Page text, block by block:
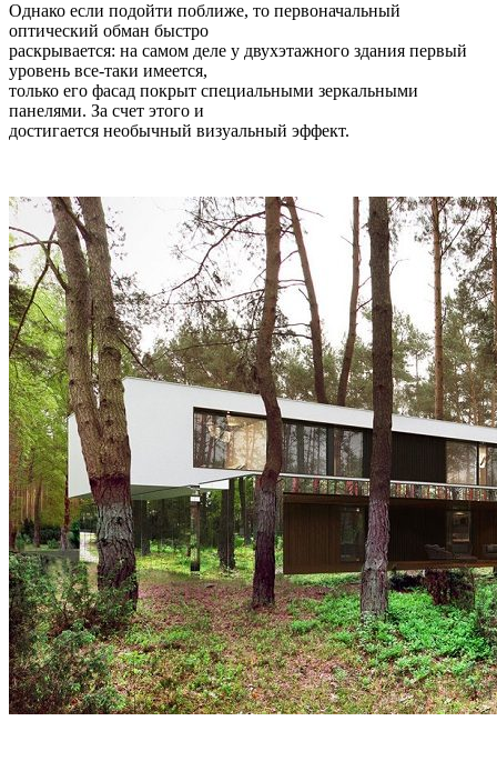
Однако если подойти поближе, то первоначальный
оптический обман быстро
раскрывается: на самом деле у двухэтажного здания первый
уровень все-таки имеется,
только его фасад покрыт специальными зеркальными
панелями. За счет этого и
достигается необычный визуальный эффект.